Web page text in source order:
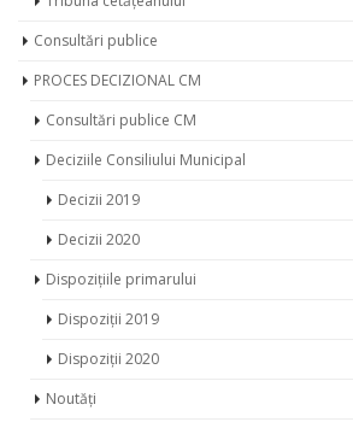
Tribuna cetățeanului
Consultări publice
PROCES DECIZIONAL CM
Consultări publice CM
Deciziile Consiliului Municipal
Decizii 2019
Decizii 2020
Dispozițiile primarului
Dispoziții 2019
Dispoziții 2020
Noutăți